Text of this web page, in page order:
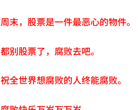
周末，股票是一件最恶心的物件。
都别股票了，腐败去吧。
祝全世界想腐败的人终能腐败。